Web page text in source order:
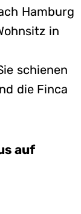
Hamburg
in
schienen
die Finca
auf